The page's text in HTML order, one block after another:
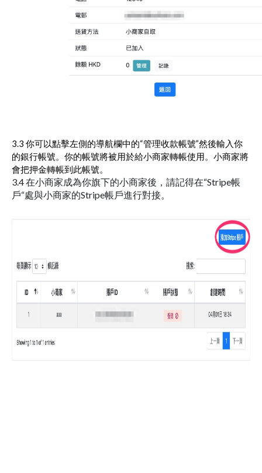
3.3 你可以點擊左側的導航欄中的“管理收款帳號”然後輸入你
的銀行帳號。你的帳號將被用於給小商家轉帳使用。小商家將
會把押金轉帳到此帳號。
3.4 在小商家成為你旗下的小商家後，請記得在“Stripe帳
戶“處與小商家的Stripe帳戶進行對接。